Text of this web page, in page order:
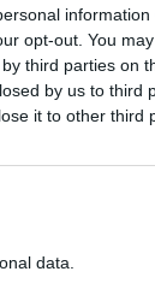
opt-out. You
third parties on
by us to third
it to other third
data.